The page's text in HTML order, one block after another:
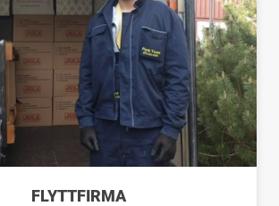
FLYTTFIRMA